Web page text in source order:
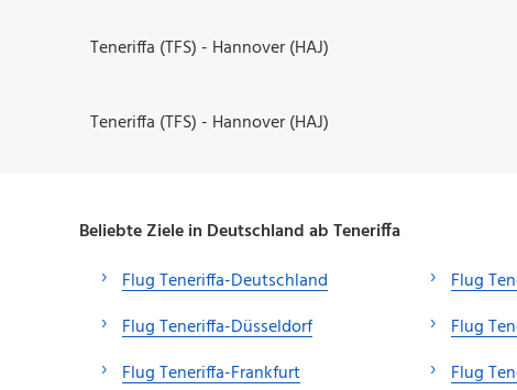
Teneriffa (TFS) - Hannover (HAJ)
Teneriffa (TFS) - Hannover (HAJ)
Beliebte Ziele in Deutschland ab Teneriffa
Flug Teneriffa-Deutschland
Flug Teneriffa-Düsseldorf
Flug Teneriffa-Frankfurt
Flug
Flug
Flug